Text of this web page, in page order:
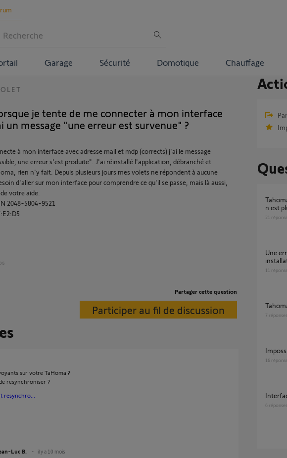
Garage Sécurité Domotique Chauffage
je tente de me connecter à mon interface
un message "une erreur est survenue" ?
à mon interface avec adresse mail et mdp (corrects) j'ai le message
une erreur s'est produite". J'ai réinstallé l'application, débranché et
rien n'y fait. Depuis plusieurs jours mes volets ne répondent à aucune
d'aller sur mon interface pour comprendre ce qu'il se passe, mais là aussi,
votre aide.
2048-5804-9521
Partager cette question
Participer au fil de discussion
sur votre TaHoma ?
resynchroniser ?
resynchro...
Luc B. il y a 10 mois
Tahoma switch déconnectée de mon appli et
n est
21
Une erreur est survenue suite à première
11
7 réponses
16
6 réponses